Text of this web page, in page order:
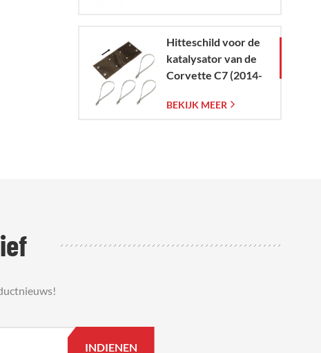
Hitteschild voor de
katalysator van de
Corvette C7 (2014-
BEKIJK MEER